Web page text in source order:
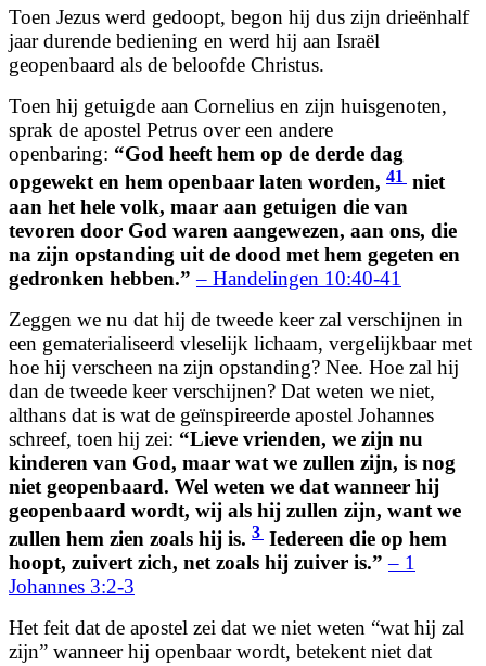
Toen Jezus werd gedoopt, begon hij dus zijn drieënhalf
jaar durende bediening en werd hij aan Israël
geopenbaard als de beloofde Christus.
Toen hij getuigde aan Cornelius en zijn huisgenoten,
sprak de apostel Petrus over een andere
openbaring: “God heeft hem op de derde dag
opgewekt en hem openbaar laten worden, 41 niet
aan het hele volk, maar aan getuigen die van
tevoren door God waren aangewezen, aan ons, die
na zijn opstanding uit de dood met hem gegeten en
gedronken hebben.”– Handelingen 10:40-41
Zeggen we nu dat hij de tweede keer zal verschijnen in
een gematerialiseerd vleselijk lichaam, vergelijkbaar met
hoe hij verscheen na zijn opstanding? Nee. Hoe zal hij
dan de tweede keer verschijnen? Dat weten we niet,
althans dat is wat de geïnspireerde apostel Johannes
schreef, toen hij zei: “Lieve vrienden, we zijn nu
kinderen van God, maar wat we zullen zijn, is nog
niet geopenbaard. Wel weten we dat wanneer hij
geopenbaard wordt, wij als hij zullen zijn, want we
zullen hem zien zoals hij is. 3 Iedereen die op hem
hoopt, zuivert zich, net zoals hij zuiver is.”– 1
Johannes 3:2-3
Het feit dat de apostel zei dat we niet weten “wat hij zal
zijn” wanneer hij openbaar wordt, betekent niet dat